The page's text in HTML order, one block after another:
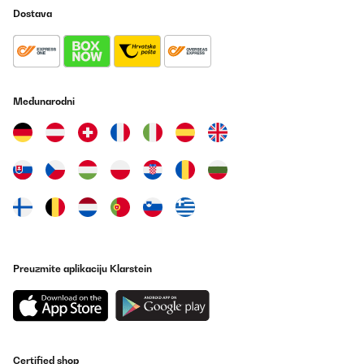
Sekt im Haus. Aber ACHTUNG: Tatsächlich passen nur die
Literflaschen sind zu dick, sodass man jeden zweiten
Zwischenboden herausnehmen muss. Also passen oben dann 8
Amazon-Benutzer
Prevedi
Ein sehr guter Weinkühlschrank mit Kompressor !!!Optisch ein
Hingucker.In vielen Bewertungen wird bemängelt, das der
Weinkühlschrank sehr laut wäre.Ja, man hört ihn. Aber man
neben dem Gerät.ich würde ihn mir auf jeden Fall noch mal
Dostava
Međunarodni
Preuzmite aplikaciju Klarstein
Certified shop